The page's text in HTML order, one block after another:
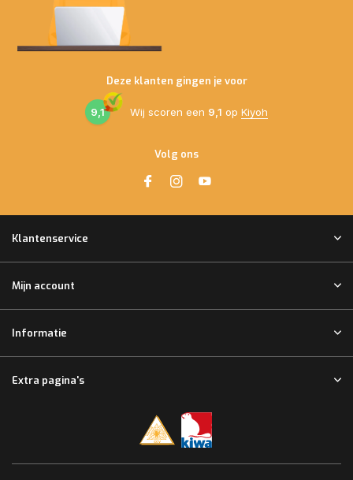
Deze klanten gingen je voor
9,1 Wij scoren een 9,1 op Kiyoh
Volg ons
Klantenservice
Mijn account
Informatie
Extra pagina's